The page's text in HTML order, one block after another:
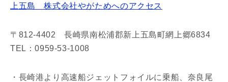
上五島 株式会社やがためへのアクセス
〒812-4402 長崎県南松浦郡新上五島町網上郷6834
TEL：0959-53-1008
・長崎港より高速船ジェットフォイルに乗船、奈良尾